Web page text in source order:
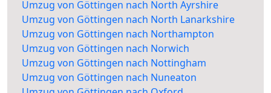
Umzug von Göttingen nach North Ayrshire
Umzug von Göttingen nach North Lanarkshire
Umzug von Göttingen nach Northampton
Umzug von Göttingen nach Norwich
Umzug von Göttingen nach Nottingham
Umzug von Göttingen nach Nuneaton